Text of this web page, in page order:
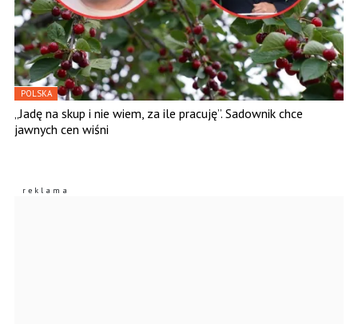
POLSKA
„Jadę na skup i nie wiem, za ile pracuję”. Sadownik chce
jawnych cen wiśni